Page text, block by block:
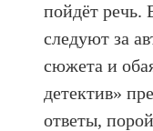
пойдёт речь.
следуют за
сюжета и
детектив»
ответы,